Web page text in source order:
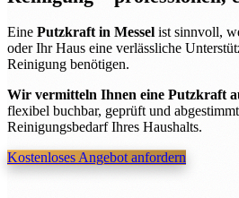
Eine Putzkraft in Messel ist sinnvoll,
oder Ihr Haus eine verlässliche
Reinigung benötigen.
Wir vermitteln Ihnen eine Putzkraft
flexibel buchbar, geprüft und
Reinigungsbedarf Ihres Haushalts.
Kostenloses Angebot anfordern